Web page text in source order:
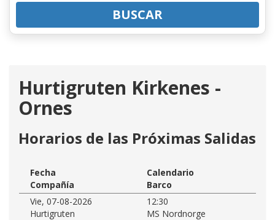
BUSCAR
Hurtigruten Kirkenes -
Ornes
Horarios de las Próximas Salidas
Fecha
Calendario
Compañía
Barco
Vie, 07-08-2026
12:30
Hurtigruten
MS Nordnorge